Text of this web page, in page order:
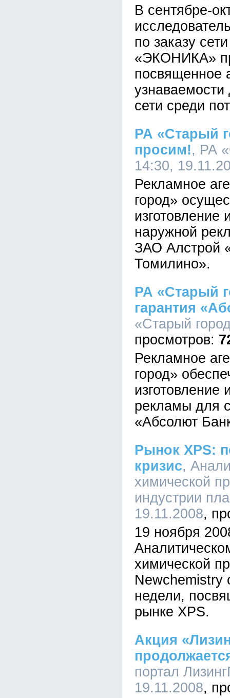
В сентябре-
по заказу
«ЭКОНИКА»
посвященное
сети среди
РА «Старый
просим!, РА
14:30,
Рекламное
город»
наружной
ЗАО Алстрой
Томилино».
РА «Старый
гарантия
«Старый
Рекламное
город»
рекламы для
«Абсолют
Рынок XPS:
кризис,
химической
индустрии
19.11.2008
19 ноября
химической
Newchemistry
недели,
рынке XPS.
Акция
портал
19.11.2008